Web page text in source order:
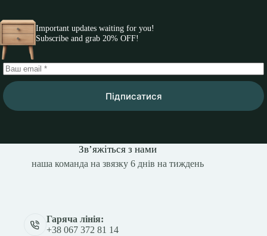
Important updates waiting for you!
Subscribe and grab 20% OFF!
Підписатися
Зв’яжіться з нами
наша команда на звязку 6 днів на тиждень
Гаряча лінія:
+38 067 372 81 14